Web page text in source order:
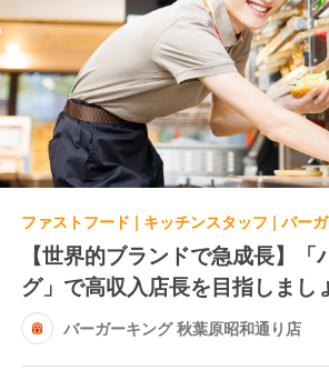
【世界的ブランドで急成長】「
グ」で高収入店長を目指しまし
バーガーキング 秋葉原昭和通り店